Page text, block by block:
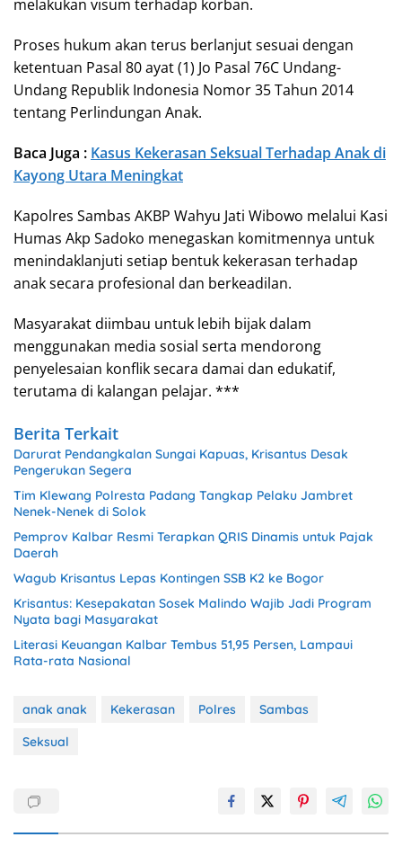
melakukan visum terhadap korban.
Proses hukum akan terus berlanjut sesuai dengan
ketentuan Pasal 80 ayat (1) Jo Pasal 76C Undang-
Undang Republik Indonesia Nomor 35 Tahun 2014
tentang Perlindungan Anak.
Baca Juga : Kasus Kekerasan Seksual Terhadap Anak di
Kayong Utara Meningkat
Kapolres Sambas AKBP Wahyu Jati Wibowo melalui Kasi
Humas Akp Sadoko menegaskan komitmennya untuk
menindaklanjuti setiap bentuk kekerasan terhadap
anak secara profesional dan berkeadilan.
Masyarakat diimbau untuk lebih bijak dalam
menggunakan media sosial serta mendorong
penyelesaian konflik secara damai dan edukatif,
terutama di kalangan pelajar. ***
Berita Terkait
Darurat Pendangkalan Sungai Kapuas, Krisantus Desak
Pengerukan Segera
Tim Klewang Polresta Padang Tangkap Pelaku Jambret
Nenek-Nenek di Solok
Pemprov Kalbar Resmi Terapkan QRIS Dinamis untuk Pajak
Daerah
Wagub Krisantus Lepas Kontingen SSB K2 ke Bogor
Krisantus: Kesepakatan Sosek Malindo Wajib Jadi Program
Nyata bagi Masyarakat
Literasi Keuangan Kalbar Tembus 51,95 Persen, Lampaui
Rata-rata Nasional
anak anak Kekerasan Polres
Sambas
Seksual